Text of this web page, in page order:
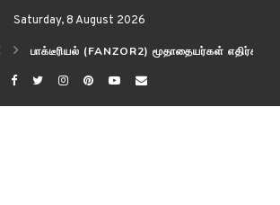
Saturday, 8 August 2026
பாக்டீரியல் (FANZOR2) மூதாதையர்கள்